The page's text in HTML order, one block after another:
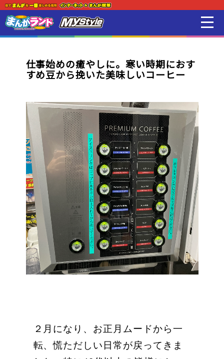
スマホアプリ紹介
オンラインゲーム
映画 / アニメ / 電子書籍
新着・オススメ情報
仕事始めの癒やしに。寒い時期におす
すめ豆から挽いた美味しいコーヒー
２月になり、お正月ムードから一
転、慌ただしい日常が戻ってきま